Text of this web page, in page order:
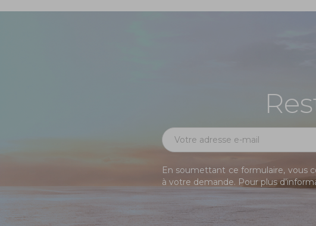
En soumettant ce formulaire, vous
à votre demande. Pour plus